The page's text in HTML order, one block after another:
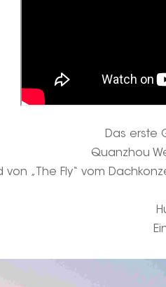
Das erste
Quanzhou
von „The Fly“ vom